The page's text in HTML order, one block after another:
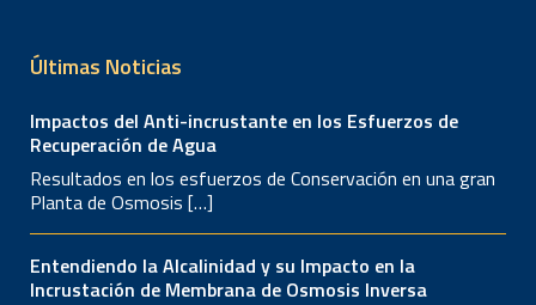
Últimas Noticias
Impactos del Anti-incrustante en los Esfuerzos de
Recuperación de Agua
Resultados en los esfuerzos de Conservación en una gran
Planta de Osmosis […]
Entendiendo la Alcalinidad y su Impacto en la
Incrustación de Membrana de Osmosis Inversa